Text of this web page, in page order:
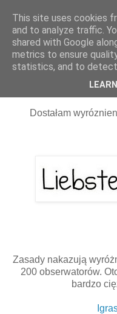
13 marca 2012
Dostałam
Zasady nakazują
200 obserwatorów.
bardzo
This site uses cookies
and to analyze traffic.
shared with Google
metrics to ensure
statistics, and to detect